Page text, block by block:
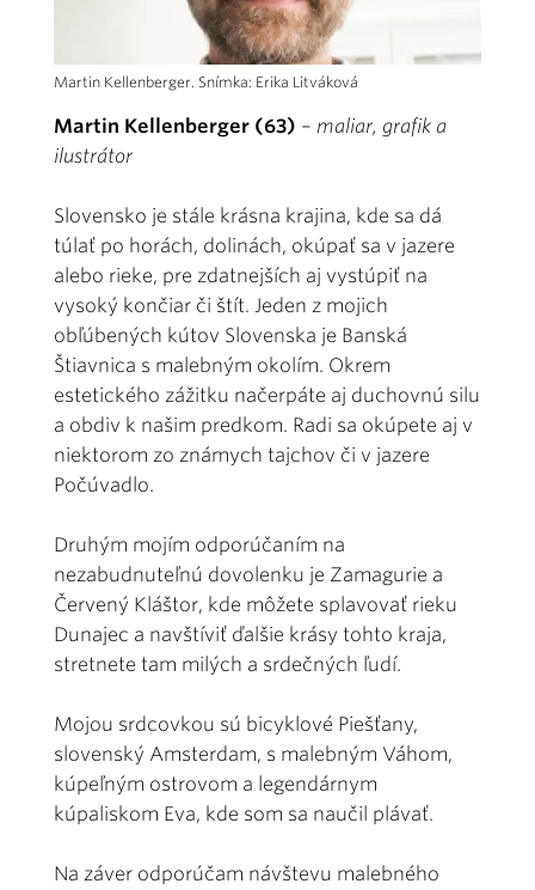
Martin Kellenberger. Snímka: Erika Litváková
Martin Kellenberger (63) – maliar, grafik a
ilustrátor
Slovensko je stále krásna krajina, kde sa dá
túlať po horách, dolinách, okúpať sa v jazere
alebo rieke, pre zdatnejších aj vystúpiť na
vysoký končiar či štít. Jeden z mojich
obľúbených kútov Slovenska je Banská
Štiavnica s malebným okolím. Okrem
estetického zážitku načerpáte aj duchovnú silu
a obdiv k našim predkom. Radi sa okúpete aj v
niektorom zo známych tajchov či v jazere
Počúvadlo.
Druhým mojím odporúčaním na
nezabudnuteľnú dovolenku je Zamagurie a
Červený Kláštor, kde môžete splavovať rieku
Dunajec a navštíviť ďalšie krásy tohto kraja,
stretnete tam milých a srdečných ľudí.
Mojou srdcovkou sú bicyklové Piešťany,
slovenský Amsterdam, s malebným Váhom,
kúpeľným ostrovom a legendárnym
kúpaliskom Eva, kde som sa naučil plávať.
Na záver odporúčam návštevu malebného